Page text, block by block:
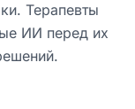
Терапевты
ИИ перед их